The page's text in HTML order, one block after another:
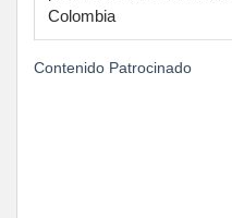
Colombia
Contenido Patrocinado